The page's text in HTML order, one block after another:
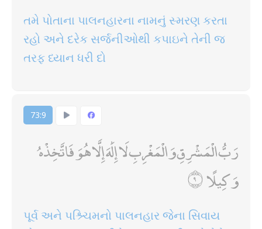
તમે પોતાના પાલનહારના નામનું સ્મરણ કરતા
રહો અને દરેક સર્જનીઓથી કપાઇને તેની જ
તરફ ધ્યાન ધરી દો
73:9
رَبُّ الْمَشْرِقِ وَالْمَغْرِبِ لَا إِلَٰهَ إِلَّا هُوَ فَاتَّخِذْهُ
وَكِيلًا
પૂર્વ અને પશ્ર્ચિમનો પાલનહાર જેના સિવાય